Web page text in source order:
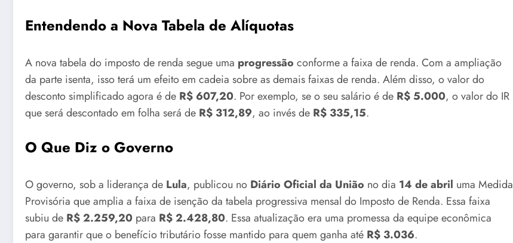
Entendendo a Nova Tabela de Alíquotas
A nova tabela do imposto de renda segue uma progressão conforme a faixa de renda. Com a ampliação
da parte isenta, isso terá um efeito em cadeia sobre as demais faixas de renda. Além disso, o valor do
desconto simplificado agora é de R$ 607,20. Por exemplo, se o seu salário é de R$ 5.000, o valor do IR
que será descontado em folha será de R$ 312,89, ao invés de R$ 335,15.
O Que Diz o Governo
O governo, sob a liderança de Lula, publicou no Diário Oficial da União no dia 14 de abril uma Medida
Provisória que amplia a faixa de isenção da tabela progressiva mensal do Imposto de Renda. Essa faixa
subiu de R$ 2.259,20 para R$ 2.428,80. Essa atualização era uma promessa da equipe econômica
para garantir que o benefício tributário fosse mantido para quem ganha até R$ 3.036.